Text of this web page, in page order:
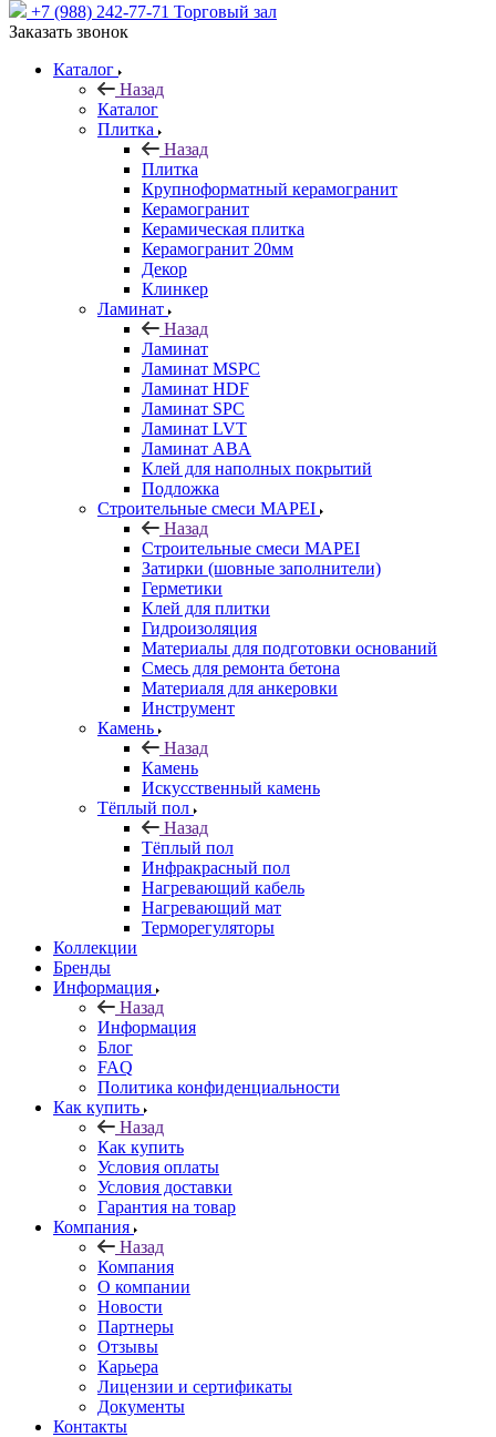
+7 (988) 242-77-71 Торговый зал
Заказать звонок
Каталог
Назад
Каталог
Плитка
Назад
Плитка
Крупноформатный керамогранит
Керамогранит
Керамическая плитка
Керамогранит 20мм
Декор
Клинкер
Ламинат
Назад
Ламинат
Ламинат MSPC
Ламинат HDF
Ламинат SPC
Ламинат LVT
Ламинат ABA
Клей для наполных покрытий
Подложка
Строительные смеси MAPEI
Назад
Строительные смеси MAPEI
Затирки (шовные заполнители)
Герметики
Клей для плитки
Гидроизоляция
Материалы для подготовки оснований
Смесь для ремонта бетона
Материаля для анкеровки
Инструмент
Камень
Назад
Камень
Искусственный камень
Тёплый пол
Назад
Тёплый пол
Инфракрасный пол
Нагревающий кабель
Нагревающий мат
Терморегуляторы
Коллекции
Бренды
Информация
Назад
Информация
Блог
FAQ
Политика конфиденциальности
Как купить
Назад
Как купить
Условия оплаты
Условия доставки
Гарантия на товар
Компания
Назад
Компания
О компании
Новости
Партнеры
Отзывы
Карьера
Лицензии и сертификаты
Документы
Контакты